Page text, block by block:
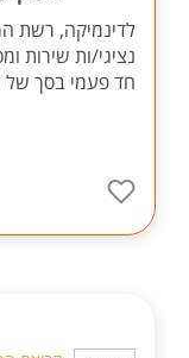
נציגי/ות שירות
חד פעמי בסך של עד 10,000